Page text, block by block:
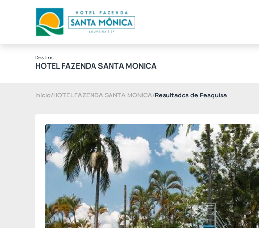
Destino
HOTEL FAZENDA SANTA MONICA
Início/HOTEL FAZENDA SANTA MONICA/Resultados de Pesquisa